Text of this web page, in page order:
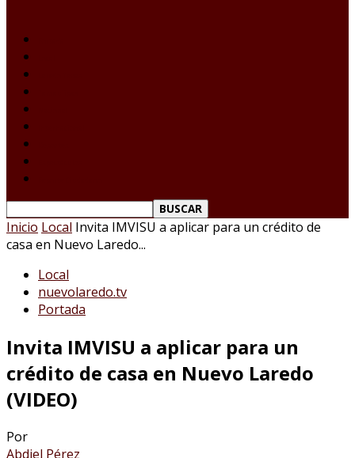
Inicio Local Invita IMVISU a aplicar para un crédito de
casa en Nuevo Laredo...
Local
nuevolaredo.tv
Portada
Invita IMVISU a aplicar para un
crédito de casa en Nuevo Laredo
(VIDEO)
Por
Abdiel Pérez